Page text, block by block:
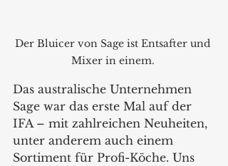
Der Bluicer von Sage ist Entsafter und
Mixer in einem.
Das australische Unternehmen
Sage war das erste Mal auf der
IFA – mit zahlreichen Neuheiten,
unter anderem auch einem
Sortiment für Profi-Köche. Uns